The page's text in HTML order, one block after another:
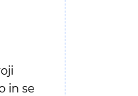
in se